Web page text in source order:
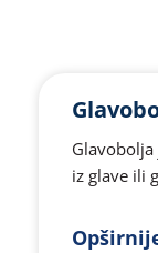
iz glave ili